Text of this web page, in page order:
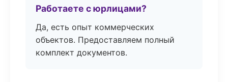
Работаете с юрлицами?
Да, есть опыт коммерческих
объектов. Предоставляем полный
комплект документов.